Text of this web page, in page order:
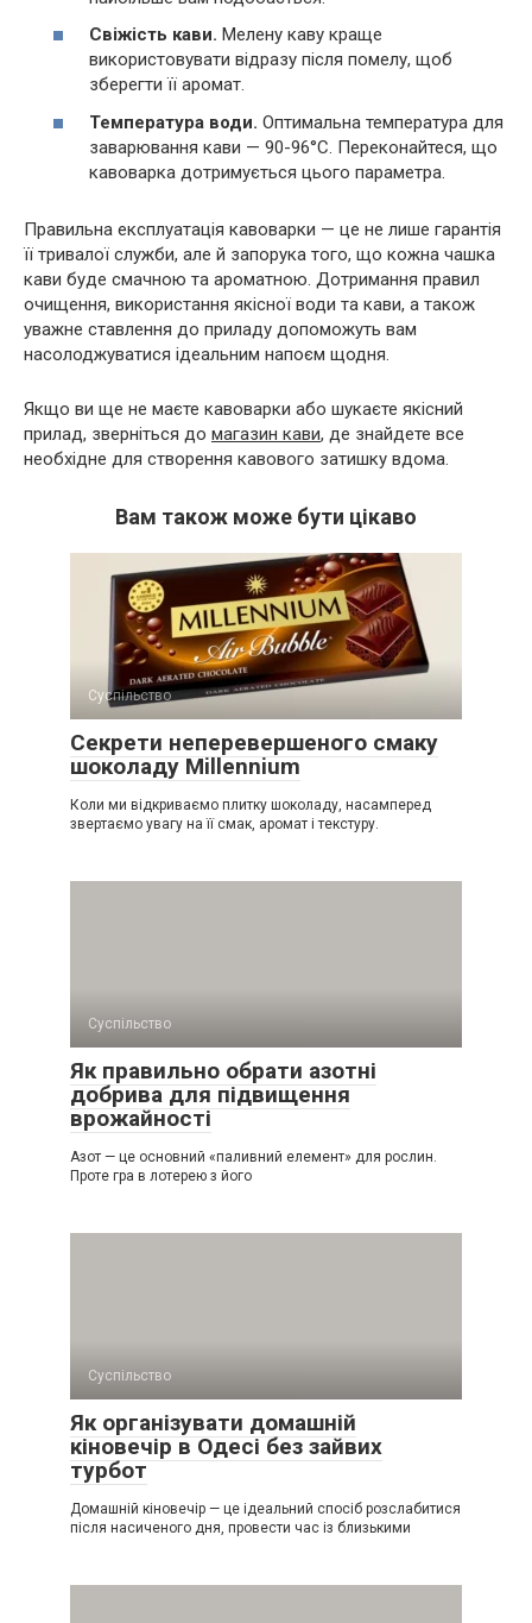
Свіжість кави. Мелену каву краще
використовувати відразу після помелу, щоб
зберегти її аромат.
Температура води. Оптимальна температура для
заварювання кави — 90-96°C. Переконайтеся, що
кавоварка дотримується цього параметра.
Правильна експлуатація кавоварки — це не лише гарантія
її тривалої служби, але й запорука того, що кожна чашка
кави буде смачною та ароматною. Дотримання правил
очищення, використання якісної води та кави, а також
уважне ставлення до приладу допоможуть вам
насолоджуватися ідеальним напоєм щодня.
Якщо ви ще не маєте кавоварки або шукаєте якісний
прилад, зверніться до магазин кави, де знайдете все
необхідне для створення кавового затишку вдома.
Вам також може бути цікаво
Суспільство
Секрети неперевершеного смаку
шоколаду Millennium
Коли ми відкриваємо плитку шоколаду, насамперед
звертаємо увагу на її смак, аромат і текстуру.
Суспільство
Як правильно обрати азотні
добрива для підвищення
врожайності
Азот — це основний «паливний елемент» для рослин.
Проте гра в лотерею з його
Суспільство
Як організувати домашній
кіновечір в Одесі без зайвих
турбот
Домашній кіновечір — це ідеальний спосіб розслабитися
після насиченого дня, провести час із близькими